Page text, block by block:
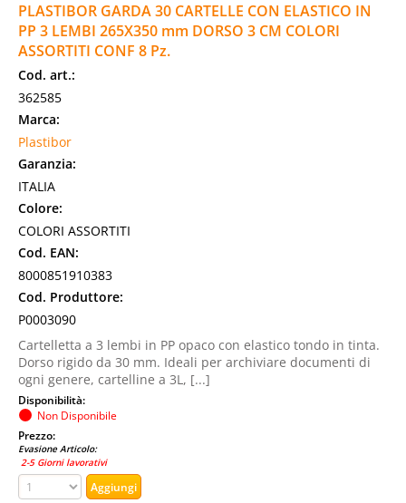
PLASTIBOR GARDA 30 CARTELLE CON ELASTICO IN
PP 3 LEMBI 265X350 mm DORSO 3 CM COLORI
ASSORTITI CONF 8 Pz.
Cod. art.:
362585
Marca:
Plastibor
Garanzia:
ITALIA
Colore:
COLORI ASSORTITI
Cod. EAN:
8000851910383
Cod. Produttore:
P0003090
Cartelletta a 3 lembi in PP opaco con elastico tondo in tinta.
Dorso rigido da 30 mm. Ideali per archiviare documenti di
ogni genere, cartelline a 3L, [...]
Disponibilità:
Non Disponibile
Prezzo:
Evasione Articolo:
2-5 Giorni lavorativi